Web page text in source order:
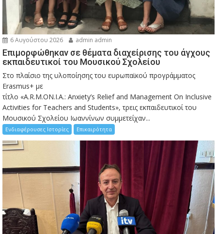
6 Αυγούστου 2026 admin admin
Eπιμορφώθηκαν σε θέματα διαχείρισης του άγχους
εκπαιδευτικοί του Μουσικού Σχολείου
Στο πλαίσιο της υλοποίησης του ευρωπαϊκού προγράμματος
Erasmus+ με
τίτλο «A.R.M.ON.I.A.: Anxiety’s Relief and Management On Inclusive
Activities for Teachers and Students», τρεις εκπαιδευτικοί του
Μουσικού Σχολείου Ιωαννίνων συμμετείχαν...
Ενδιαφέρουσες Ιστορίες Επικαιρότητα